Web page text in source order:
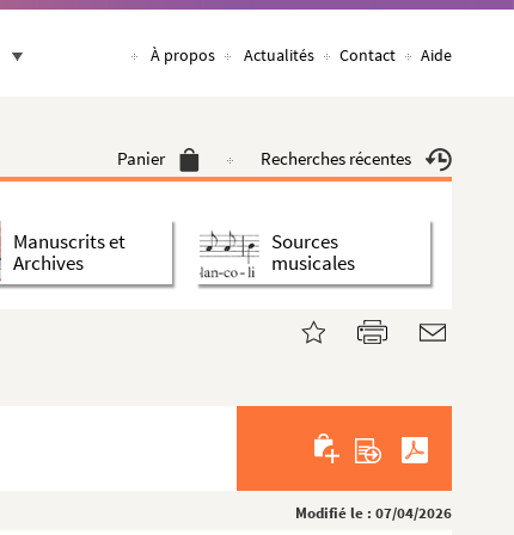
À propos Actualités Contact Aide
Panier Recherches récentes
Manuscrits et
Archives
Sources
musicales
Modifié le : 07/04/2026